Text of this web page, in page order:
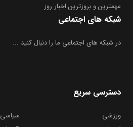
مهمترین و بروز‌ترین اخبار روز
شبکه های اجتماعی
در شبکه های اجتماعی ما را دنبال کنید ...
دسترسی سریع
ورزشی
سیاسی